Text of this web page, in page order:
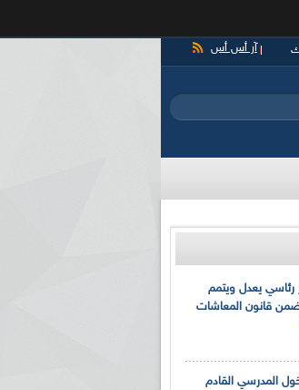
آر أس أس
رئاسي يعدل ويتمم
قانون المعاشات
المدرسي القادم